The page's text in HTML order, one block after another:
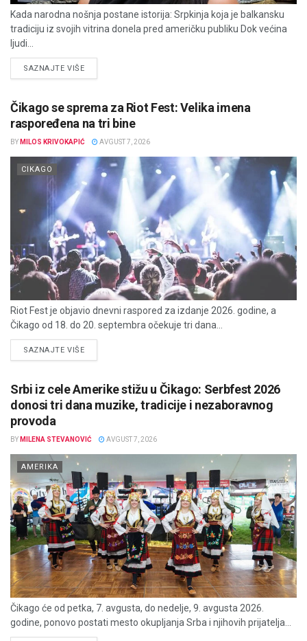
Kada narodna nošnja postane istorija: Srpkinja koja je balkansku
tradiciju iz svojih vitrina donela pred američku publiku Dok većina
ljudi...
SAZNAJTE VIŠEDETAILS
Čikago se sprema za Riot Fest: Velika imena
raspoređena na tri bine
BY MILOS KRIVOKAPIĆ AVGUST 7, 2026
CIKAGO
Riot Fest je objavio dnevni raspored za izdanje 2026. godine, a
Čikago od 18. do 20. septembra očekuje tri dana...
SAZNAJTE VIŠEDETAILS
Srbi iz cele Amerike stižu u Čikago: Serbfest 2026
donosi tri dana muzike, tradicije i nezaboravnog
provoda
BY MILENA STEVANOVIĆ AVGUST 7, 2026
AMERIKA
Čikago će od petka, 7. avgusta, do nedelje, 9. avgusta 2026.
godine, ponovo postati mesto okupljanja Srba i njihovih prijatelja...